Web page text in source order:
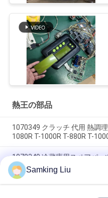
熱王の部品
1070349 クラッチ 代用 熱調
1080R T-1000R T-880R T-
1070349 冷蔵庫用スペアパー
T-1000R T-880R T-1000S
T-600M / T-600R / 680Pro,T-
Samking Liu